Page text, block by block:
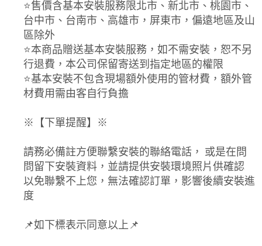
⭐️售價含基本安裝服務限北市、新北市、桃園市、
台中市、台南市、高雄市，屏東市，偏遠地區及山
區除外
⭐️本商品贈送基本安裝服務，如不需安裝，恕不另
行退費，本公司保留寄送到指定地區的權限
⭐️基本安裝不包含現場額外使用的管材費，額外管
材費用需由客自行負擔
※【下單提醒】※
請務必備註方便聯繫安裝的聯絡電話， 或是在問
問留下安裝資料，並請提供安裝環境照片供確認
以免聯繫不上您，無法確認訂單，影響後續安裝進
度
📌如下標表示同意以上📌